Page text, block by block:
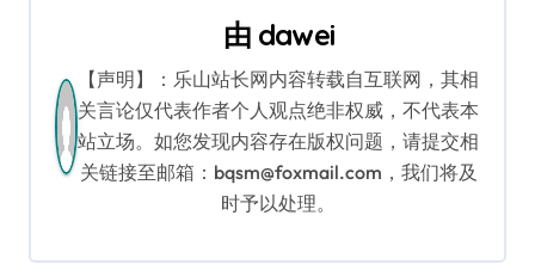
由 dawei
【声明】：乐山站长网内容转载自互联网，其相
关言论仅代表作者个人观点绝非权威，不代表本
站立场。如您发现内容存在版权问题，请提交相
关链接至邮箱：bqsm@foxmail.com，我们将及
时予以处理。